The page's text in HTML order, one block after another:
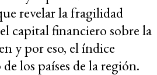
revelar la fragilidad
capital financiero sobre la
y por eso, el índice
los países de la región.